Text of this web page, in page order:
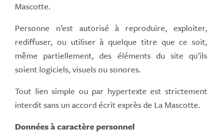
Mascotte.
Personne n’est autorisé à reproduire, exploiter,
rediffuser, ou utiliser à quelque titre que ce soit,
même partiellement, des éléments du site qu’ils
soient logiciels, visuels ou sonores.
Tout lien simple ou par hypertexte est strictement
interdit sans un accord écrit exprès de La Mascotte.
Données à caractère personnel